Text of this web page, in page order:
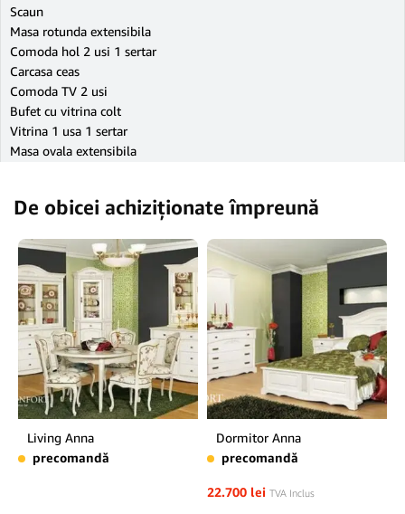
Scaun
Masa rotunda extensibila
Comoda hol 2 usi 1 sertar
Carcasa ceas
Comoda TV 2 usi
Bufet cu vitrina colt
Vitrina 1 usa 1 sertar
Masa ovala extensibila
De obicei achiziționate împreună
Living Anna
precomandă
Dormitor Anna
precomandă
22.700 lei TVA Inclus